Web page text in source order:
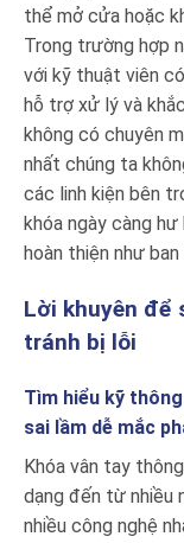
thể mở cửa hoặc
Trong trường hợp
với kỹ thuật viên
hỗ trợ xử lý và
không có chuyên
nhất chúng ta
các linh kiện bên
khóa ngày càng
hoàn thiện như ban
Lời khuyên để
tránh bị lỗi
Tìm hiểu kỹ
sai lầm dễ mắc
Khóa vân tay
dạng đến từ nhiều
nhiều công nghệ